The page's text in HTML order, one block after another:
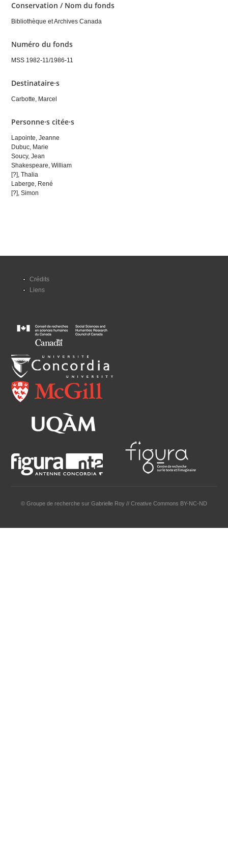
Conservation / Nom du fonds
Bibliothèque et Archives Canada
Numéro du fonds
MSS 1982-11/1986-11
Destinataire·s
Carbotte, Marcel
Personne·s citée·s
Lapointe, Jeanne
Dubuc, Marie
Soucy, Jean
Shakespeare, William
[?], Thalia
Laberge, René
[?], Simon
Crédits
Liens
© Groupe de recherche sur Gabrielle Roy // Creative Commons BY-NC-ND